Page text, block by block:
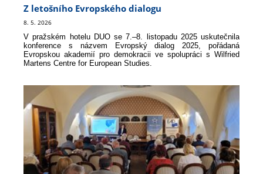
Z letošního Evropského dialogu
8. 5. 2026
V pražském hotelu DUO se 7.–8. listopadu 2025 uskutečnila
konference s názvem Evropský dialog 2025, pořádaná
Evropskou akademií pro demokracii ve spolupráci s Wilfried
Martens Centre for European Studies.